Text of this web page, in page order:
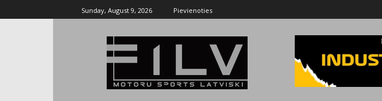
Sunday, August 9, 2026 Pievienoties